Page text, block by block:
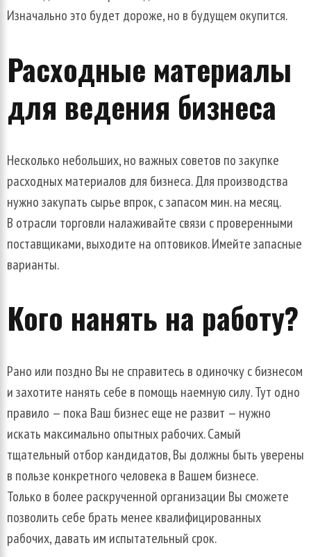
Изначальноэто будет дороже,но в будущем окупится.
Расходные материалы
для ведения бизнеса
Несколько небольших,но важныхсоветов позакупке
расходныхматериалов для бизнеса.Для производства
нужнозакупать сырье впрок,сзапасом мин.на месяц.
В отрасли торговли налаживайте связи спроверенными
поставщиками,выходите на оптовиков.Имейтезапасные
варианты.
Кого нанять на работу?
Рано или поздно Вы не справитесь в одиночкусбизнесом
изахотите нанять себе в помощь наемнуюсилу.Тут одно
правило — пока Ваш бизнесеще не развит — нужно
искать максимально опытныхрабочих.Самый
тщательный отбор кандидатов,Вы должны бытьуверены
в пользе конкретного человека в Вашем бизнесе.
Только в более раскрученной организации Вы сможете
позволить себе брать менее квалифицированных
рабочих,давать им испытательный срок.